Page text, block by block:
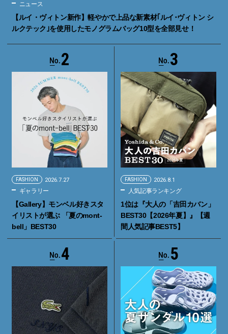
ニュース
【ルイ・ヴィトン新作】軽やかで上品な新素材｢ルイ･ヴィトン シ
ルクテック｣を使用したモノグラムバッグ10型を全部見せ！
2
FASHION 2026.7.27
ギャラリー
【Gallery】モンベル好きスタ
イリストが選ぶ 「夏のmont-
bell」BEST30
3
FASHION 2026.8.1
人気記事ランキング
1位は『大人の「吉田カバン」
BEST30【2026年夏】』【週
間人気記事BEST5】
4 5